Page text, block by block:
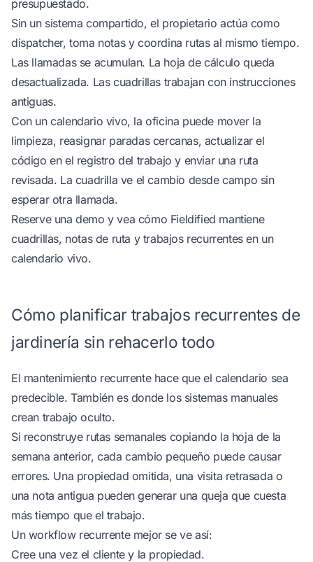
presupuestado.
Sin un sistema compartido, el propietario actúa como
dispatcher, toma notas y coordina rutas al mismo tiempo.
Las llamadas se acumulan. La hoja de cálculo queda
desactualizada. Las cuadrillas trabajan con instrucciones
antiguas.
Con un calendario vivo, la oficina puede mover la
limpieza, reasignar paradas cercanas, actualizar el
código en el registro del trabajo y enviar una ruta
revisada. La cuadrilla ve el cambio desde campo sin
esperar otra llamada.
Reserve una demo y vea cómo Fieldified mantiene
cuadrillas, notas de ruta y trabajos recurrentes en un
calendario vivo.
Cómo planificar trabajos recurrentes de
jardinería sin rehacerlo todo
El mantenimiento recurrente hace que el calendario sea
predecible. También es donde los sistemas manuales
crean trabajo oculto.
Si reconstruye rutas semanales copiando la hoja de la
semana anterior, cada cambio pequeño puede causar
errores. Una propiedad omitida, una visita retrasada o
una nota antigua pueden generar una queja que cuesta
más tiempo que el trabajo.
Un workflow recurrente mejor se ve así:
Cree una vez el cliente y la propiedad.